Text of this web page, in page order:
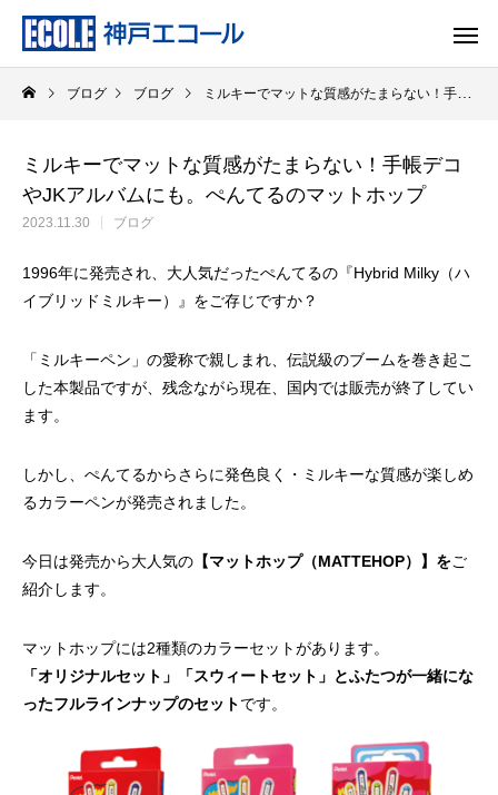
ブログ ブログ ミルキーでマットな質感がたまらない！手帳デコやJKアルバムにも。ぺんてるのマットホップ
ミルキーでマットな質感がたまらない！手帳デコ
やJKアルバムにも。ぺんてるのマットホップ
2023.11.30 ブログ
1996年に発売され、大人気だったぺんてるの『Hybrid Milky（ハ
イブリッドミルキー）』をご存じですか？
「ミルキーペン」の愛称で親しまれ、伝説級のブームを巻き起こ
した本製品ですが、残念ながら現在、国内では販売が終了してい
ます。
しかし、ぺんてるからさらに発色良く・ミルキーな質感が楽しめ
るカラーペンが発売されました。
今日は発売から大人気の 【マットホップ（MATTEHOP）】をご
紹介します。
マットホップには2種類のカラーセットがあります。
「オリジナルセット」「スウィートセット」とふたつが一緒にな
ったフルラインナップのセットです。